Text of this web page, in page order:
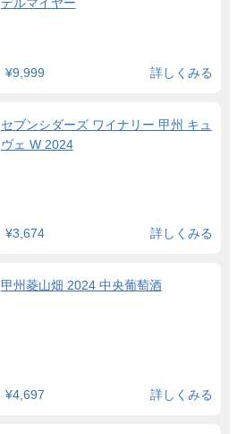
¥9,999 詳しくみる
セブンシダーズ ワイナリー 甲州 キュ
ヴェ W 2024
¥3,674 詳しくみる
甲州菱山畑 2024 中央葡萄酒
¥4,697 詳しくみる